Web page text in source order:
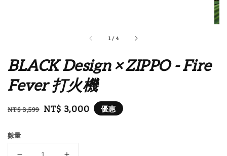
1 / 4
BLACK Design × ZIPPO - Fire
Fever 打火機
Regular
NT$ 3,599 Sale
NT$ 3,000 優惠
數量